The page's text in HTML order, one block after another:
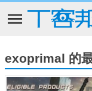
exoprimal 的